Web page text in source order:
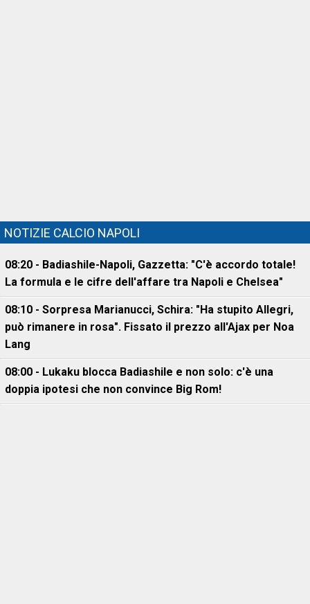
NOTIZIE CALCIO NAPOLI
08:20 - Badiashile-Napoli, Gazzetta: "C'è accordo totale!
La formula e le cifre dell'affare tra Napoli e Chelsea"
08:10 - Sorpresa Marianucci, Schira: "Ha stupito Allegri,
può rimanere in rosa". Fissato il prezzo all'Ajax per Noa
Lang
08:00 - Lukaku blocca Badiashile e non solo: c'è una
doppia ipotesi che non convince Big Rom!